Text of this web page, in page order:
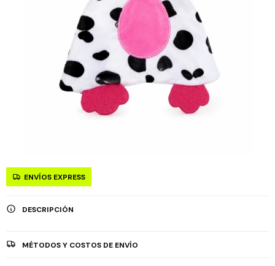
ENVÍOS EXPRESS
DESCRIPCIÓN
MÉTODOS Y COSTOS DE ENVÍO